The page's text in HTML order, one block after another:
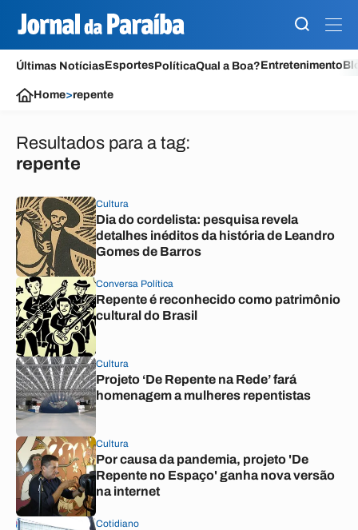
Últimas NotíciasEsportesPolíticaQual a Boa?Entretenimento
Home>repente
Resultados para a tag:
repente
Cultura
Dia do cordelista: pesquisa revela
detalhes inéditos da história de Leandro
Gomes de Barros
Conversa Política
Repente é reconhecido como patrimônio
cultural do Brasil
Cultura
Projeto ‘De Repente na Rede’ fará
homenagem a mulheres repentistas
Cultura
Por causa da pandemia, projeto 'De
Repente no Espaço' ganha nova versão
na internet
Cotidiano